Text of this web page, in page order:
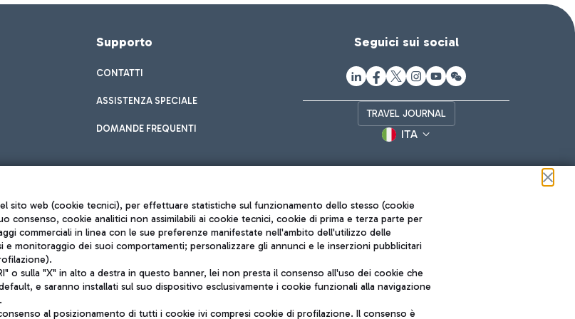
Supporto
CONTATTI
ASSISTENZA SPECIALE
DOMANDE FREQUENTI
Seguici sui social
TRAVEL JOURNAL
ITA
Note legali
Mappa sito
Accessibilità
Roma FCO
L'aeroporto stellato
sito web (cookie tecnici), per effettuare statistiche sul funzionamento dello stesso (cookie
consenso, cookie analitici non assimilabili ai cookie tecnici, cookie di prima e terza parte per
commerciali in linea con le sue preferenze manifestate nell'ambito dell'utilizzo delle
monitoraggio dei suoi comportamenti; personalizzare gli annunci e le inserzioni pubblicitari
o sulla "X" in alto a destra in questo banner, lei non presta il consenso all'uso dei cookie che
e saranno installati sul suo dispositivo esclusivamente i cookie funzionali alla navigazione
consenso al posizionamento di tutti i cookie ivi compresi cookie di profilazione. Il consenso è